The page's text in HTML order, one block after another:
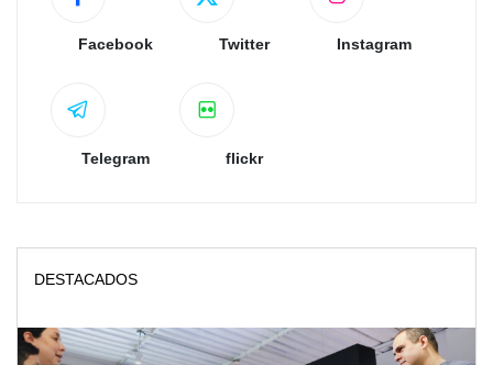
Facebook Twitter Instagram
Telegram flickr
DESTACADOS